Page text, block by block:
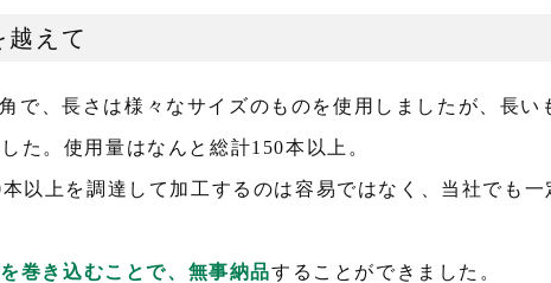
えて
で、長さは様々なサイズのものを使用しましたが、長い
た。使用量はなんと総計150本以上。
以上を調達して加工するのは容易ではなく、当社でも一
巻き込むことで、無事納品することができました。